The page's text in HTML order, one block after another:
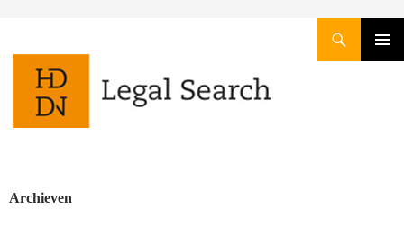
GA
NAAR
INHOUD
Archieven